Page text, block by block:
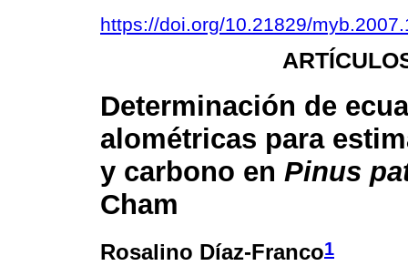
https://doi.org/10.21829/
Determinación de
alométricas para
y carbono en Pinus
Cham
Rosalino Díaz-Franco1